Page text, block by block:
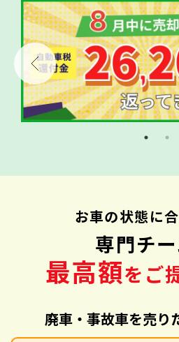
お車の状態に合
専門チ
最高額をご
廃車・事故車を売り